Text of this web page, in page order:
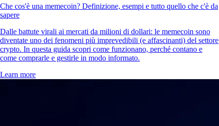
Che cos'è una memecoin? Definizione, esempi e tutto quello che c'è da
sapere
Dalle battute virali ai mercati da milioni di dollari: le memecoin sono
diventate uno dei fenomeni più imprevedibili (e affascinanti) del settore
crypto. In questa guida scopri come funzionano, perché contano e
come comprarle e gestirle in modo informato.
Learn more